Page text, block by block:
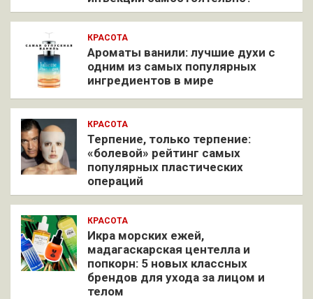
КРАСОТА
Ароматы ванили: лучшие духи с
одним из самых популярных
ингредиентов в мире
КРАСОТА
Терпение, только терпение:
«болевой» рейтинг самых
популярных пластических
операций
КРАСОТА
Икра морских ежей,
мадагаскарская центелла и
попкорн: 5 новых классных
брендов для ухода за лицом и
телом